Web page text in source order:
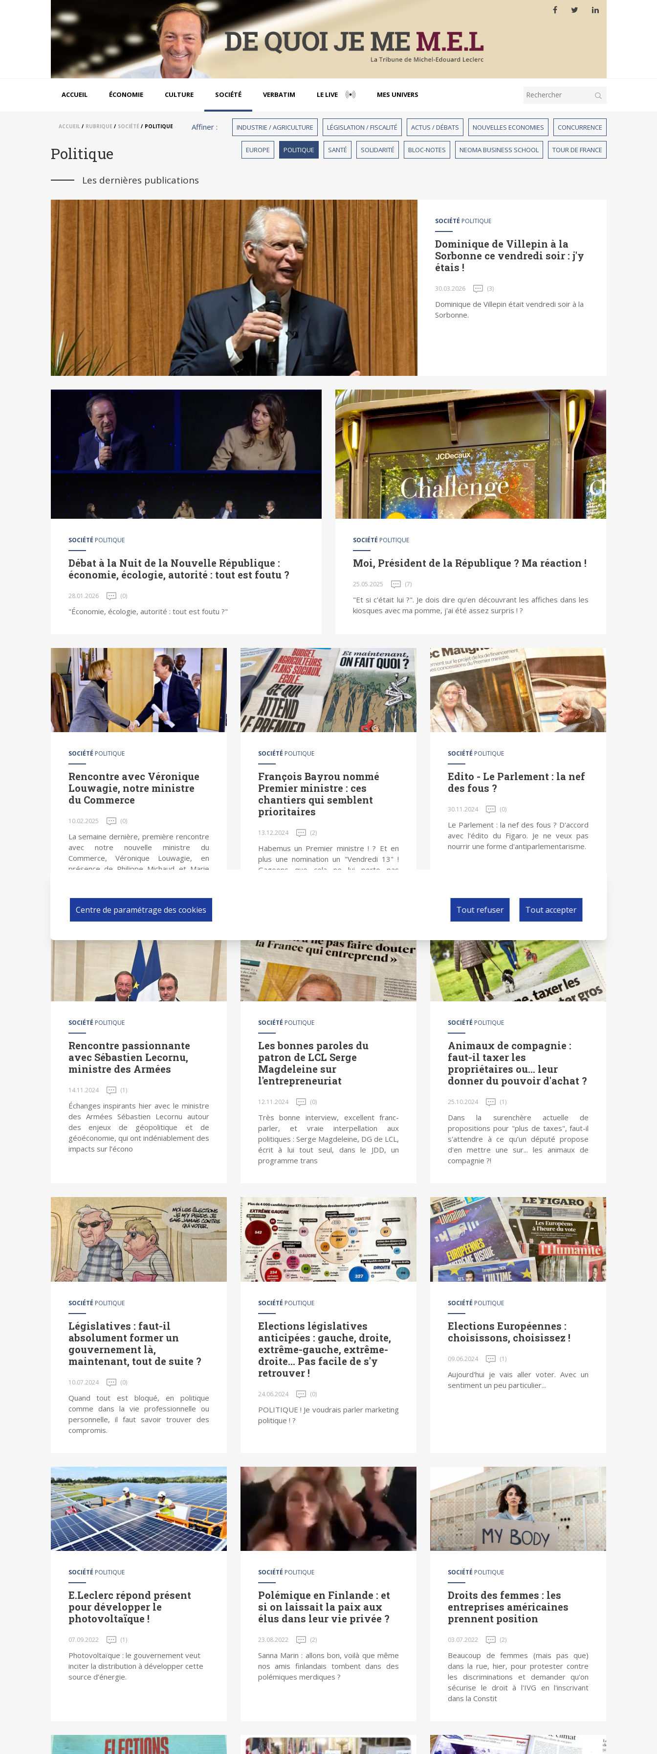
principale
ACCUEIL ÉCONOMIE CULTURE SOCIÉTÉ VERBATIM LE LIVE MES UNIVERS
ACCUEIL/ RUBRIQUE / SOCIÉTÉ / POLITIQUE
Politique
Les dernières publications
Affiner : INDUSTRIE / AGRICULTURE LÉGISLATION / FISCALITÉ ACTUS / DÉBATS NOUVELLES ECONOMIES CONCURRENCE
EUROPE POLITIQUE SANTÉ SOLIDARITÉ BLOC-NOTES NEOMA BUSINESS SCHOOL TOUR DE FRANCE
SOCIÉTÉ POLITIQUE
Dominique de Villepin à la
Sorbonne ce vendredi soir : j'y
étais !
30.03.2026 (3)
Dominique de Villepin était vendredi soir à la
Sorbonne.
SOCIÉTÉ POLITIQUE
Débat à la Nuit de la Nouvelle République :
économie, écologie, autorité : tout est foutu ?
28.01.2026 (0)
"Économie, écologie, autorité : tout est foutu ?"
SOCIÉTÉ POLITIQUE
Moi, Président de la République ? Ma réaction !
25.05.2025 (7)
"Et si c'était lui ?". Je dois dire qu'en découvrant les affiches dans les
kiosques avec ma pomme, j'ai été assez surpris ! ?
SOCIÉTÉ POLITIQUE
Rencontre avec Véronique
Louwagie, notre ministre
du Commerce
10.02.2025 (0)
La semaine dernière, première rencontre
avec notre nouvelle ministre du
Commerce, Véronique Louwagie, en
présence de Philippe Michaud et Marie
SOCIÉTÉ POLITIQUE
François Bayrou nommé
Premier ministre : ces
chantiers qui semblent
prioritaires
13.12.2024 (2)
Habemus un Premier ministre ! ? Et en
plus une nomination un "Vendredi 13" !
Gageons que cela ne lui porte pas
SOCIÉTÉ POLITIQUE
Edito - Le Parlement : la nef
des fous ?
30.11.2024 (0)
Le Parlement : la nef des fous ? D'accord
avec l'édito du Figaro. Je ne veux pas
nourrir une forme d'antiparlementarisme.
SOCIÉTÉ POLITIQUE
Rencontre passionnante
avec Sébastien Lecornu,
ministre des Armées
14.11.2024 (1)
Échanges inspirants hier avec le ministre
des Armées Sébastien Lecornu autour
des enjeux de géopolitique et de
géoéconomie, qui ont indéniablement des
impacts sur l’écono
SOCIÉTÉ POLITIQUE
Les bonnes paroles du
patron de LCL Serge
Magdeleine sur
l'entrepreneuriat
12.11.2024 (0)
Très bonne interview, excellent franc-
parler, et vraie interpellation aux
politiques : Serge Magdeleine, DG de LCL,
écrit à lui tout seul, dans le JDD, un
programme trans
SOCIÉTÉ POLITIQUE
Animaux de compagnie :
faut-il taxer les
propriétaires ou... leur
donner du pouvoir d'achat ?
25.10.2024 (1)
Dans la surenchère actuelle de
propositions pour "plus de taxes", faut-il
s'attendre à ce qu'un député propose
d'en mettre une sur... les animaux de
compagnie ?!
SOCIÉTÉ POLITIQUE
Législatives : faut-il
absolument former un
gouvernement là,
maintenant, tout de suite ?
10.07.2024 (0)
Quand tout est bloqué, en politique
comme dans la vie professionnelle ou
personnelle, il faut savoir trouver des
compromis.
SOCIÉTÉ POLITIQUE
Elections législatives
anticipées : gauche, droite,
extrême-gauche, extrême-
droite... Pas facile de s'y
retrouver !
24.06.2024 (0)
POLITIQUE ! Je voudrais parler marketing
politique ! ?
SOCIÉTÉ POLITIQUE
Elections Européennes :
choisissons, choisissez !
09.06.2024 (1)
Aujourd'hui je vais aller voter. Avec un
sentiment un peu particulier...
SOCIÉTÉ POLITIQUE
E.Leclerc répond présent
pour développer le
photovoltaïque !
07.09.2022 (1)
Photovoltaïque : le gouvernement veut
inciter la distribution à développer cette
source d’énergie.
SOCIÉTÉ POLITIQUE
Polémique en Finlande : et
si on laissait la paix aux
élus dans leur vie privée ?
23.08.2022 (2)
Sanna Marin : allons bon, voilà que même
nos amis finlandais tombent dans des
polémiques merdiques ?
SOCIÉTÉ POLITIQUE
Droits des femmes : les
entreprises américaines
prennent position
03.07.2022 (2)
Beaucoup de femmes (mais pas que)
dans la rue, hier, pour protester contre
les discriminations et demander qu'on
sécurise le droit à l'IVG en l'inscrivant
dans la Constit
Centre de paramétrage des cookies Tout refuser Tout accepter